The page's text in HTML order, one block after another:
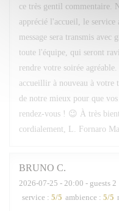
ce très gentil commentaire.
apprécié l'accueil, le service
message sera transmis
toute l'équipe, qui seront
rendre votre soirée
accueillir à nouveau à votre
de notre mieux pour que
rendez-vous ! 😉 À très
cordialement, L. Fornaro
BRUNO C
2026-07-25 - 20:00 - guests 2
service : 5/5 ambience : 5/5